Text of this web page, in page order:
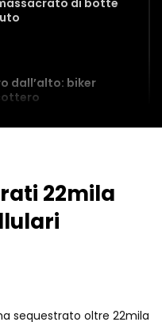
di botte
dall’alto: biker
poche ore a Prato
22mila
sequestrato oltre 22mila